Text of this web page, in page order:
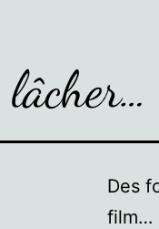
Des
film…